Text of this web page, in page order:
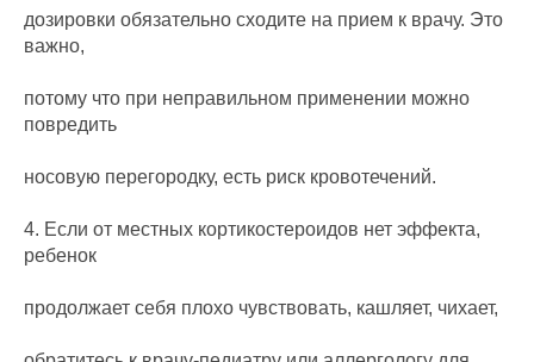
дозировки обязательно сходите на прием к врачу. Это
важно,
потому что при неправильном применении можно
повредить
носовую перегородку, есть риск кровотечений.
4. Если от местных кортикостероидов нет эффекта,
ребенок
продолжает себя плохо чувствовать, кашляет, чихает,